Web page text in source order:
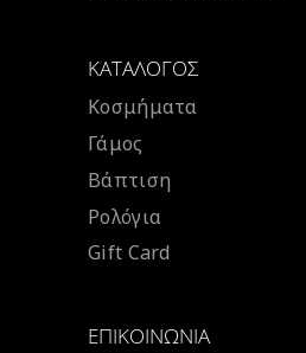
ΚΑΤΆΛΟΓΟΣ
Κοσμήματα
Γάμος
Βάπτιση
Ρολόγια
Gift Card
ΕΠΙΚΟΙΝΩΝΊΑ